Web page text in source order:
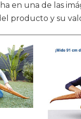
en una de las
producto y su